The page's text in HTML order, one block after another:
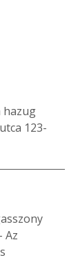
hazug
123-
Az